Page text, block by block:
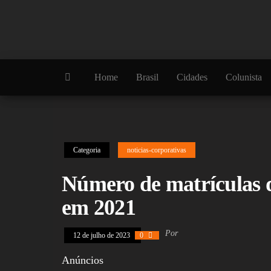
content
Home Brasil Cidades Colunista
Categoria noticias-corporativas
Número de matrículas
em 2021
12 de julho de 2023 0 Por
Anúncios